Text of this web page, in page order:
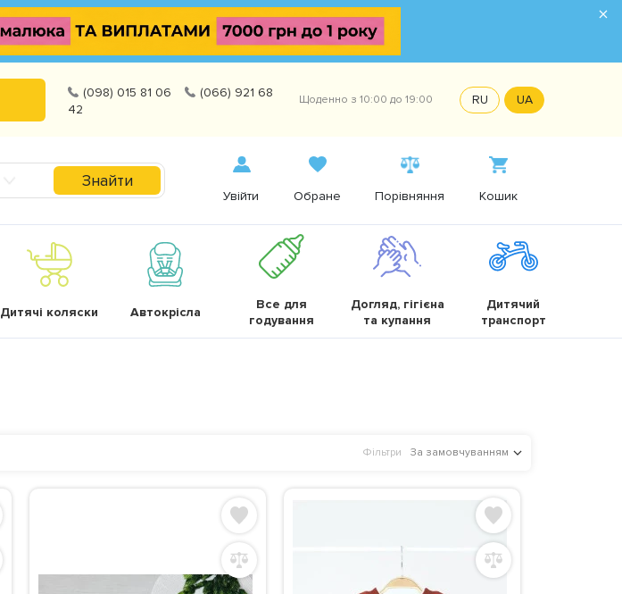
×
(098) 015 81 06
(066) 921 68
42
Щоденно з 10:00 до 19:00 RU UA
Знайти
Увійти Обране Порівняння Кошик
Дитячі коляски Автокрісла
Все для
годування
Догляд, гігієна
та купання
Дитячий
транспорт
Фільтри За замовчуванням